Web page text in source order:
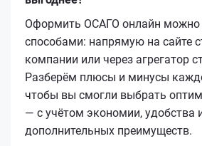
Оформить ОСАГО онлайн можно
способами: напрямую на сайте
компании или через агрегатор
Разберём плюсы и минусы
чтобы вы смогли выбрать
— с учётом экономии, удобства
дополнительных преимуществ.